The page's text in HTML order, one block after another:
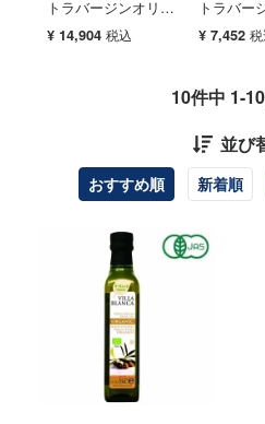
トラバージンオリー
ブオイル(瓶)
（500ml×６本セッ
¥ 14,904 税込
トラバー
ブオイル(
(500ml×３
¥ 7,452
並び
おすすめ順 新着順
10件中 1-10